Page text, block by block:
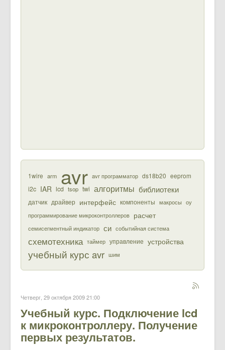
1wire arm avr avr программатор ds18b20 eeprom
i2c IAR lcd tsop twi алгоритмы библиотеки
датчик драйвер интерфейс компоненты макросы оу
программирование микроконтроллеров расчет
семисегментный индикатор си событийная система
схемотехника таймер управление устройства
учебный курс avr шим
Четверг, 29 октября 2009 21:00
Учебный курс. Подключение lcd
к микроконтроллеру. Получение
первых результатов.